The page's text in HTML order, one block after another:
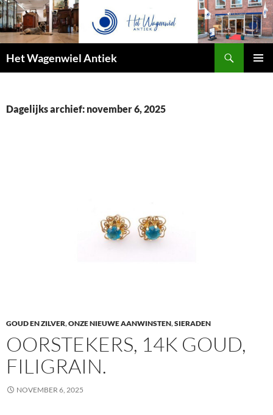
Het Wagenwiel Antiek
Dagelijks archief: november 6, 2025
GOUD EN ZILVER,ONZE NIEUWE AANWINSTEN,SIERADEN
OORSTEKERS, 14K GOUD,
FILIGRAIN.
NOVEMBER 6, 2025